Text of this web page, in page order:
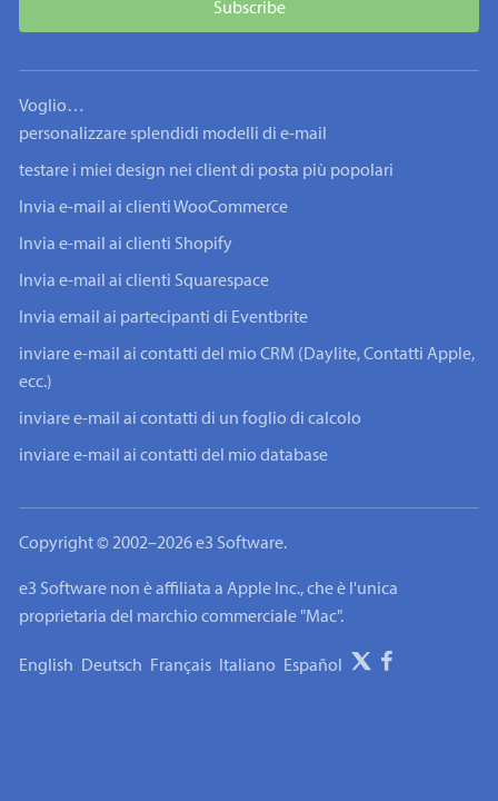
Voglio…
personalizzare splendidi modelli di e-mail
testare i miei design nei client di posta più popolari
Invia e-mail ai clienti WooCommerce
Invia e-mail ai clienti Shopify
Invia e-mail ai clienti Squarespace
Invia email ai partecipanti di Eventbrite
inviare e-mail ai contatti del mio CRM (Daylite, Contatti Apple,
ecc.)
inviare e-mail ai contatti di un foglio di calcolo
inviare e-mail ai contatti del mio database
Copyright © 2002–2026 e3 Software.
e3 Software non è affiliata a Apple Inc., che è l'unica
proprietaria del marchio commerciale "Mac".
English Deutsch Français Italiano Español